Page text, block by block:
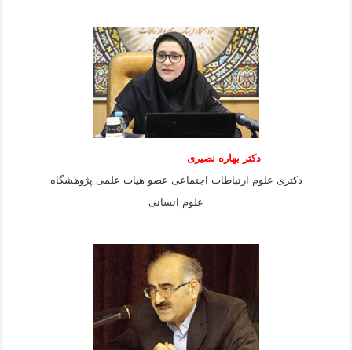
دکتر بهاره نصیری
دکتری علوم ارتباطات اجتماعی عضو هیات علمی پژوهشگاه
علوم انسانی